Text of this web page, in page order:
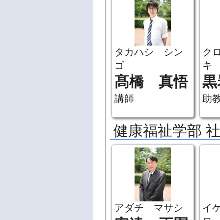
タカハシ シン
ゴ
髙橋 真悟
講師
ク
キ
助
健康福祉学部
アダチ マサシ
イ